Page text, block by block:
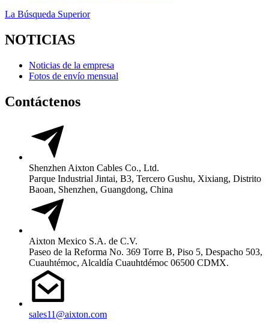
La Búsqueda Superior
NOTICIAS
Noticias de la empresa
Fotos de envío mensual
Contáctenos
Shenzhen Aixton Cables Co., Ltd.
Parque Industrial Jintai, B3, Tercero Gushu, Xixiang, Distrito
Baoan, Shenzhen, Guangdong, China
Aixton Mexico S.A. de C.V.
Paseo de la Reforma No. 369 Torre B, Piso 5, Despacho 503,
Cuauhtémoc, Alcaldía Cuauhtdémoc 06500 CDMX.
sales11@aixton.com